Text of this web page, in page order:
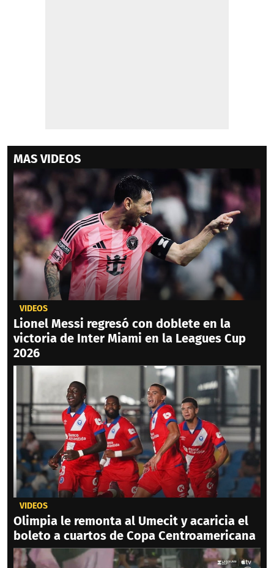
MAS VIDEOS
VIDEOS
Lionel Messi regresó con doblete en la
victoria de Inter Miami en la Leagues Cup
2026
VIDEOS
Olimpia le remonta al Umecit y acaricia el
boleto a cuartos de Copa Centroamericana